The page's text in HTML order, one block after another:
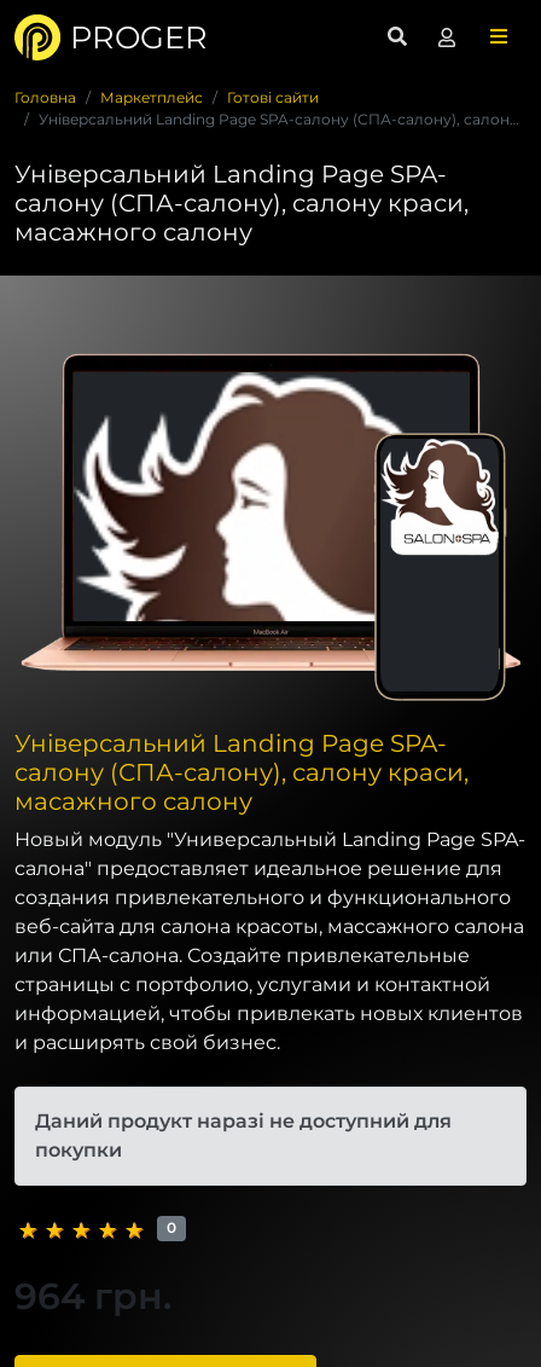
PROGER
Головна Маркетплейс
Готові сайти
Універсальний Landing Page SPA-салону (СПА-салону), салону к...
Універсальний Landing Page SPA-
салону (СПА-салону), салону краси,
масажного салону
Універсальний Landing Page SPA-
салону (СПА-салону), салону краси,
масажного салону
Новый модуль "Универсальный Landing Page SPA-
салона" предоставляет идеальное решение для
создания привлекательного и функционального
веб-сайта для салона красоты, массажного салона
или СПА-салона. Создайте привлекательные
страницы с портфолио, услугами и контактной
информацией, чтобы привлекать новых клиентов
и расширять свой бизнес.
Даний продукт наразі не доступний для
покупки
0
964 грн.